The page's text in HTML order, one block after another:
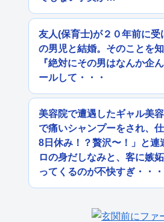
友人(保育士)が２０年前に
の男児と結婚。そのことを
『絶対にその男はなんか企
ールして・・・
美容院で遭遇したギャル美
で痛いシャンプーをされ、
8日休み！？贅沢〜！」と
ロの身だしなみと、客に嫉
ってくるのが不快すぎ・・・